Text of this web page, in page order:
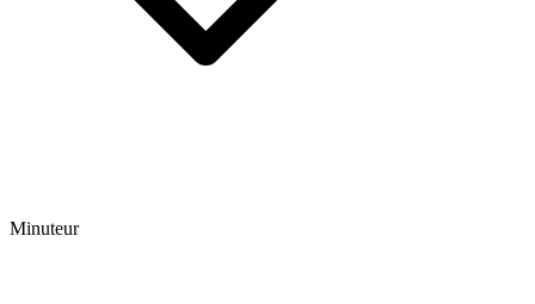
Minuteur